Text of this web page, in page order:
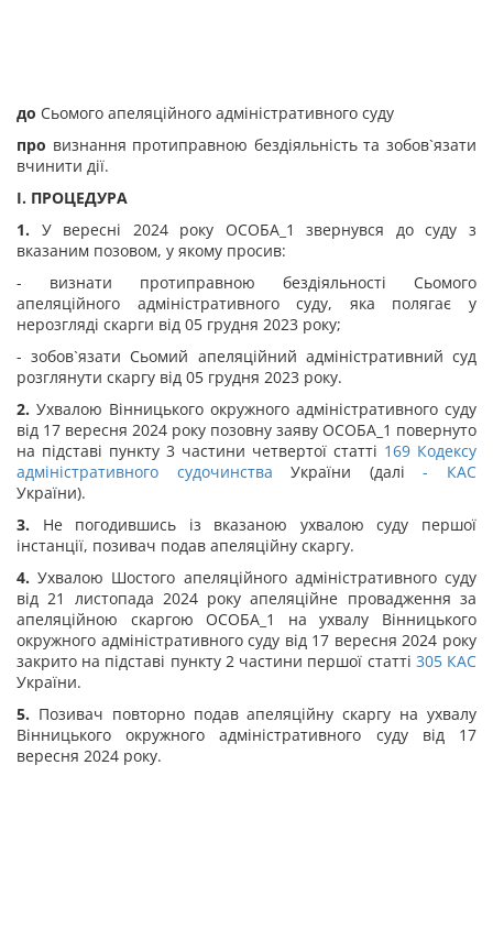
до Сьомого апеляційного адміністративного суду
про визнання протиправною бездіяльність та зобов`язати
вчинити дії.
I. ПРОЦЕДУРА
1. У вересні 2024 року ОСОБА_1 звернувся до суду з
вказаним позовом, у якому просив:
- визнати протиправною бездіяльності Сьомого
апеляційного адміністративного суду, яка полягає у
нерозгляді скарги від 05 грудня 2023 року;
- зобов`язати Сьомий апеляційний адміністративний суд
розглянути скаргу від 05 грудня 2023 року.
2. Ухвалою Вінницького окружного адміністративного суду
від 17 вересня 2024 року позовну заяву ОСОБА_1 повернуто
на підставі пункту 3 частини четвертої статті 169 Кодексу
адміністративного судочинства України (далі - КАС
України).
3. Не погодившись із вказаною ухвалою суду першої
інстанції, позивач подав апеляційну скаргу.
4.Ухвалою Шостого апеляційного адміністративного суду
від 21 листопада 2024 року апеляційне провадження за
апеляційною скаргою ОСОБА_1 на ухвалу Вінницького
окружного адміністративного суду від 17 вересня 2024 року
закрито на підставі пункту 2 частини першої статті 305 КАС
України.
5. Позивач повторно подав апеляційну скаргу на ухвалу
Вінницького окружного адміністративного суду від 17
вересня 2024 року.